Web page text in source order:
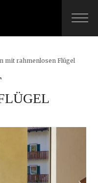
mit rahmenlosen Flügel